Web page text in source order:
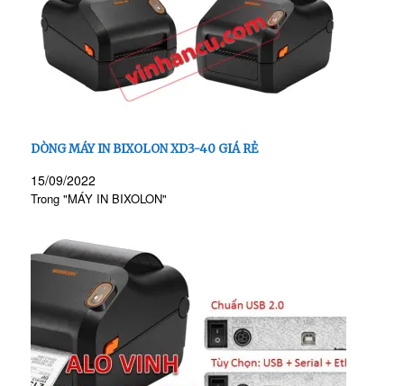
DÒNG MÁY IN BIXOLON XD3-40 GIÁ RẺ
15/09/2022
Trong "MÁY IN BIXOLON"